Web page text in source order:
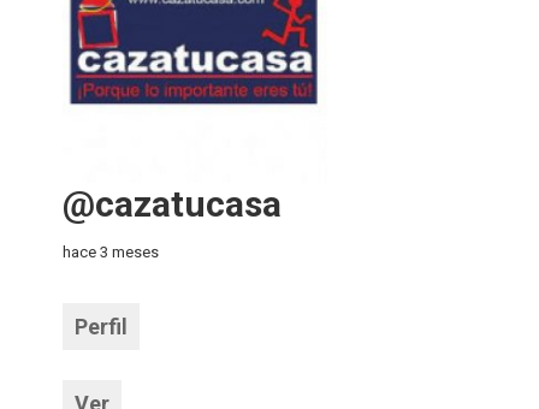
@cazatucasa
hace 3 meses
Perfil